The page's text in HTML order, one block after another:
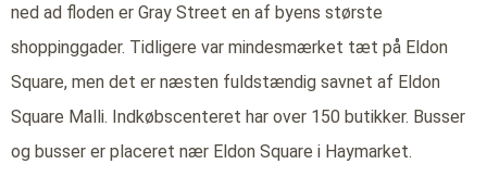
ned ad floden er Gray Street en af byens største
shoppinggader. Tidligere var mindesmærket tæt på Eldon
Square, men det er næsten fuldstændig savnet af Eldon
Square Malli. Indkøbscenteret har over 150 butikker. Busser
og busser er placeret nær Eldon Square i Haymarket.